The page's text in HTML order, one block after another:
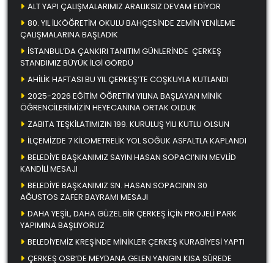
ALT YAPI ÇALIŞMALARIMIZ ARALIKSIZ DEVAM EDİYOR
80. YIL İLKÖĞRETİM OKULU BAHÇESİNDE ZEMİN YENİLEME
ÇALIŞMALARINA BAŞLADIK
İSTANBUL’DA ÇANKIRI TANITIM GÜNLERİNDE ÇERKEŞ
STANDIMIZ BÜYÜK İLGİ GÖRDÜ
AHİLİK HAFTASI BU YIL ÇERKEŞ’TE COŞKUYLA KUTLANDI
2025-2026 EĞİTİM ÖĞRETİM YILINA BAŞLAYAN MİNİK
ÖĞRENCİLERİMİZİN HEYECANINA ORTAK OLDUK
ZABITA TEŞKİLATIMIZIN 199. KURULUŞ YILI KUTLU OLSUN
İLÇEMİZDE 7 KİLOMETRELİK YOL SOĞUK ASFALTLA KAPLANDI
BELEDİYE BAŞKANIMIZ SAYIN HASAN SOPACI’NIN MEVLİD
KANDİLİ MESAJI
BELEDİYE BAŞKANIMIZ SN. HASAN SOPACININ 30
AĞUSTOS ZAFER BAYRAMI MESAJI
DAHA YEŞİL, DAHA GÜZEL BİR ÇERKEŞ İÇİN PROJELİ PARK
YAPIMINA BAŞLIYORUZ
BELEDİYEMİZ KREŞİNDE MİNİKLER ÇERKEŞ KURABİYESİ YAPTI
ÇERKEŞ OSB’DE MEYDANA GELEN YANGIN KISA SÜREDE